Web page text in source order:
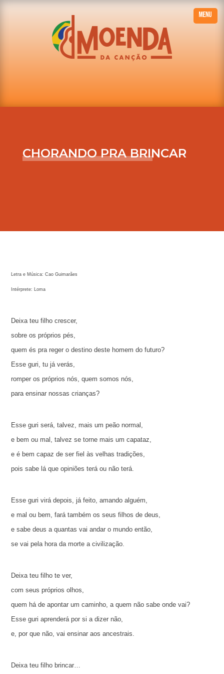
CHORANDO PRA BRINCAR
Letra e Música: Cao Guimarães
Intérprete: Loma
Deixa teu filho crescer,
sobre os próprios pés,
quem és pra reger o destino deste homem do futuro?
Esse guri, tu já verás,
romper os próprios nós, quem somos nós,
para ensinar nossas crianças?
Esse guri será, talvez, mais um peão normal,
e bem ou mal, talvez se torne mais um capataz,
e é bem capaz de ser fiel às velhas tradições,
pois sabe lá que opiniões terá ou não terá.
Esse guri virá depois, já feito, amando alguém,
e mal ou bem, fará também os seus filhos de deus,
e sabe deus a quantas vai andar o mundo então,
se vai pela hora da morte a civilização.
Deixa teu filho te ver,
com seus próprios olhos,
quem há de apontar um caminho, a quem não sabe onde vai?
Esse guri aprenderá por si a dizer não,
e, por que não, vai ensinar aos ancestrais.
Deixa teu filho brincar…